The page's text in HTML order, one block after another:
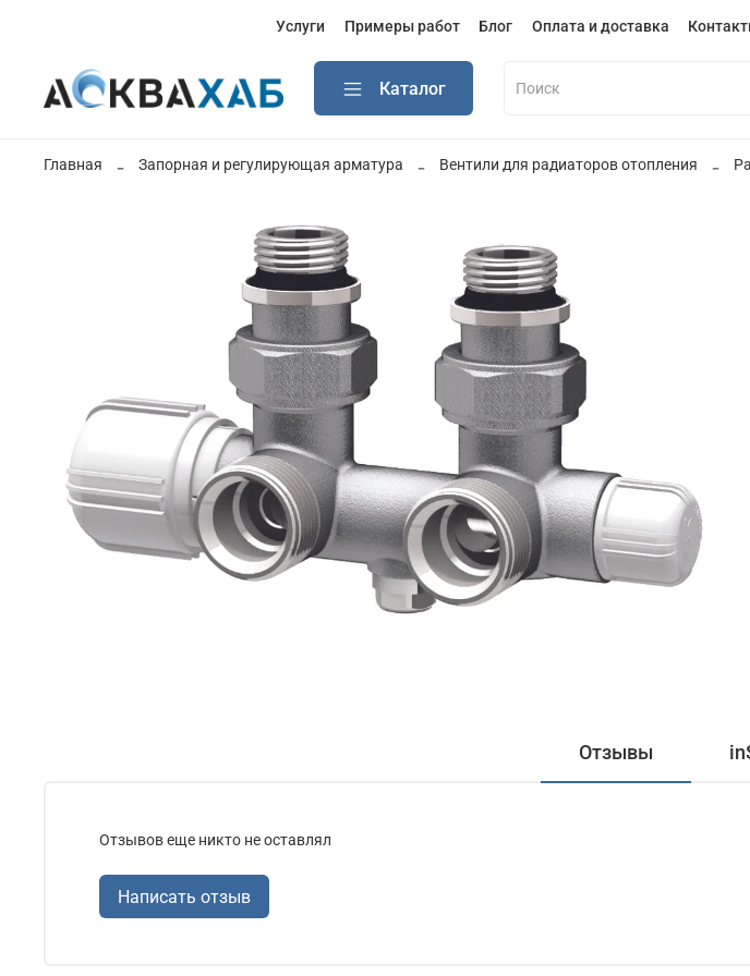
Услуги Примеры работ Блог Оплата и доставка
Каталог
Главная Запорная и регулирующая арматура Вентили для радиаторов отопления
Отзывы
Отзывов еще никто не оставлял
Написать отзыв